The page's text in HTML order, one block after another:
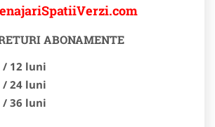
ABONAMENTE
/ 12 luni
/ 24 luni
/ 36 luni